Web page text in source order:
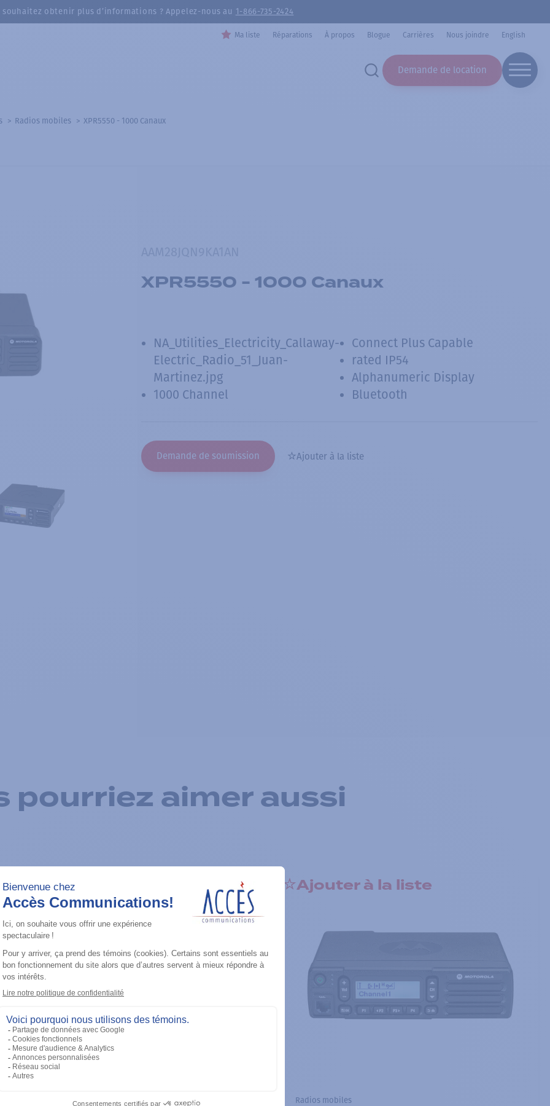
souhaitez obtenir plus d’informations ? Appelez-nous au 1-866-735-2424
Ma liste Réparations À propos Blogue Carrières Nous joindre English
Demande de location
Radios mobiles XPR5550 - 1000 Canaux
XPR5550 - 1000 Canaux
NA_Utilities_Electricity_Callaway-
Electric_Radio_51_Juan-
Martinez.jpg
1000 Channel
Connect Plus Capable
rated IP54
Alphanumeric Display
Bluetooth
Demande de soumission Ajouter à la liste
pourriez aimer aussi
Ajouter à la liste
Radios mobiles
Ajouter à la liste
Radios mobiles